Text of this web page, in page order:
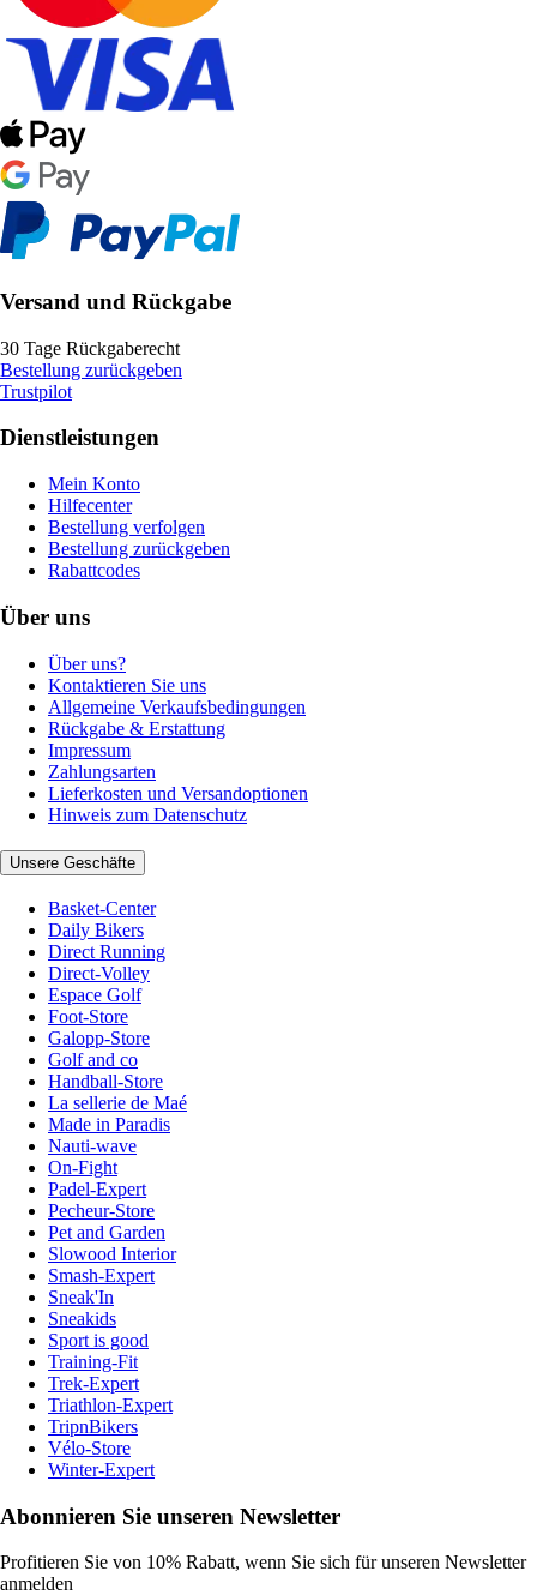
Versand und Rückgabe
30 Tage Rückgaberecht
Bestellung zurückgeben
Trustpilot
Dienstleistungen
Mein Konto
Hilfecenter
Bestellung verfolgen
Bestellung zurückgeben
Rabattcodes
Über uns
Über uns?
Kontaktieren Sie uns
Allgemeine Verkaufsbedingungen
Rückgabe & Erstattung
Impressum
Zahlungsarten
Lieferkosten und Versandoptionen
Hinweis zum Datenschutz
Unsere Geschäfte
Basket-Center
Daily Bikers
Direct Running
Direct-Volley
Espace Golf
Foot-Store
Galopp-Store
Golf and co
Handball-Store
La sellerie de Maé
Made in Paradis
Nauti-wave
On-Fight
Padel-Expert
Pecheur-Store
Pet and Garden
Slowood Interior
Smash-Expert
Sneak'In
Sneakids
Sport is good
Training-Fit
Trek-Expert
Triathlon-Expert
TripnBikers
Vélo-Store
Winter-Expert
Abonnieren Sie unseren Newsletter
Profitieren Sie von 10% Rabatt, wenn Sie sich für unseren Newsletter
anmelden